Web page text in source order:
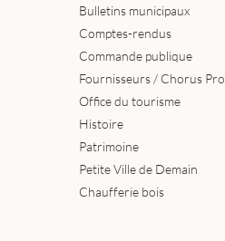
Bulletins municipaux
Comptes-rendus
Commande publique
Fournisseurs / Chorus Pro
Office du tourisme
Histoire
Patrimoine
Petite Ville de Demain
Chaufferie bois